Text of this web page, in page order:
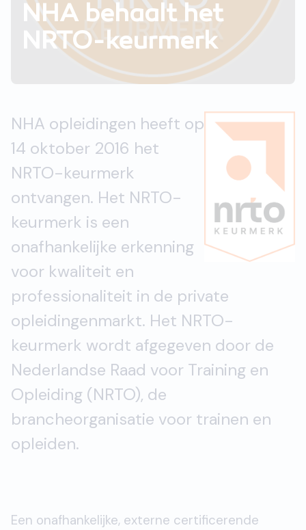
NHA behaalt het
NRTO-keurmerk
NHA opleidingen heeft op
14 oktober 2016 het
NRTO-keurmerk
ontvangen. Het NRTO-
keurmerk is een
onafhankelijke erkenning
voor kwaliteit en
professionaliteit in de private
opleidingenmarkt. Het NRTO-
keurmerk wordt afgegeven door de
Nederlandse Raad voor Training en
Opleiding (NRTO), de
brancheorganisatie voor trainen en
opleiden.
Een onafhankelijke, externe certificerende